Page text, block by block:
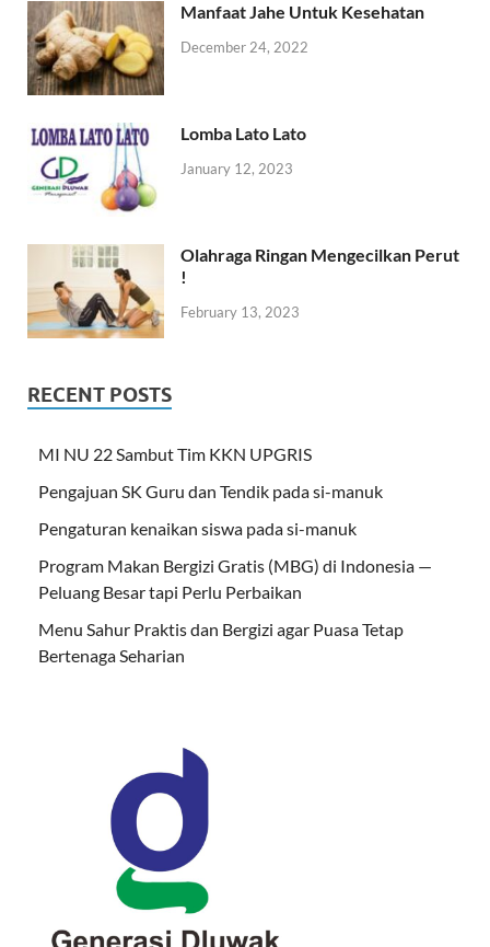
Manfaat Jahe Untuk Kesehatan
December 24, 2022
Lomba Lato Lato
January 12, 2023
Olahraga Ringan Mengecilkan Perut
!
February 13, 2023
RECENT POSTS
MI NU 22 Sambut Tim KKN UPGRIS
Pengajuan SK Guru dan Tendik pada si-manuk
Pengaturan kenaikan siswa pada si-manuk
Program Makan Bergizi Gratis (MBG) di Indonesia —
Peluang Besar tapi Perlu Perbaikan
Menu Sahur Praktis dan Bergizi agar Puasa Tetap
Bertenaga Seharian